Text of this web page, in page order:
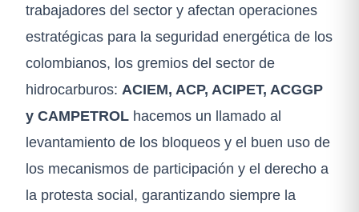
trabajadores del sector y afectan operaciones
estratégicas para la seguridad energética de los
colombianos, los gremios del sector de
hidrocarburos: ACIEM, ACP, ACIPET, ACGGP
y CAMPETROL hacemos un llamado al
levantamiento de los bloqueos y el buen uso de
los mecanismos de participación y el derecho a
la protesta social, garantizando siempre la